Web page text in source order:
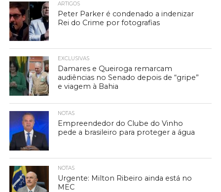
ARTIGOS
Peter Parker é condenado a indenizar
Rei do Crime por fotografias
EXCLUSIVAS
Damares e Queiroga remarcam
audiências no Senado depois de “gripe”
e viagem à Bahia
NOTAS
Empreendedor do Clube do Vinho
pede a brasileiro para proteger a água
NOTAS
Urgente: Milton Ribeiro ainda está no
MEC